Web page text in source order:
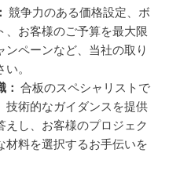
競争力のある価格設定、ボ
、お客様のご予算を最大限
ンペーンなど、当社の取り
。
合板のスペシャリストで
技術的なガイダンスを提供
えし、お客様のプロジェク
材料を選択するお手伝いを